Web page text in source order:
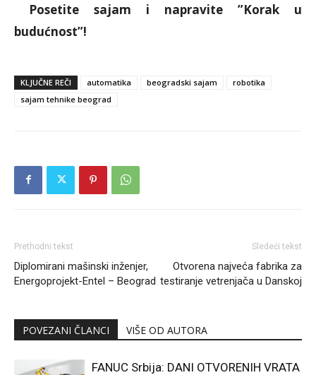
Posetite sajam i napravite ”Korak u
budućnost”!
KLJUČNE REČI automatika beogradski sajam
robotika
sajam tehnike beograd
Prethodni tekst
Diplomirani mašinski inženjer,
Energoprojekt-Entel – Beograd
Sledeći tekst
Otvorena najveća fabrika za
testiranje vetrenjača u Danskoj
POVEZANI ČLANCI VIŠE OD AUTORA
FANUC Srbija: DANI OTVORENIH VRATA